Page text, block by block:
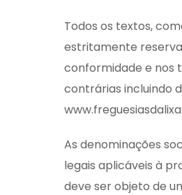
Todos os textos,
estritamente
conformidade e nos
contrárias incluindo
As denominações
legais aplicáveis à
deve ser objeto de